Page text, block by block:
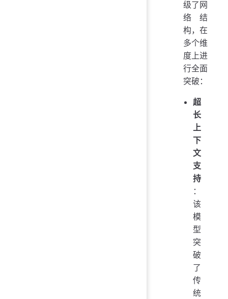
级了网
络结
构，在
多个维
度上进
行全面
突破：
超
长
上
下
文
支
持
：
该
模
型
突
破
了
传
统